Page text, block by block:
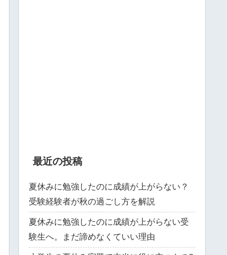
最近の投稿
夏休みに勉強したのに成績が上がらない？
受験経験者が秋の過ごし方を解説
夏休みに勉強したのに成績が上がらない受
験生へ。まだ諦めなくていい理由